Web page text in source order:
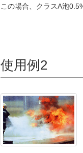
この場合、クラスA泡
使用例2